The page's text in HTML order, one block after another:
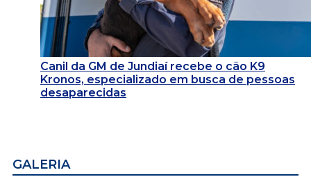
Canil da GM de Jundiaí recebe o cão K9
Kronos, especializado em busca de pessoas
desaparecidas
GALERIA